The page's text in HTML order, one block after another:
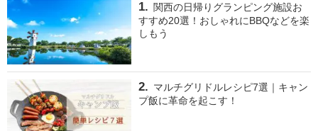
関西の日帰りグランピング施設お
すすめ20選！おしゃれにBBQなどを楽
しもう
マルチグリドルレシピ7選｜キャン
プ飯に革命を起こす！